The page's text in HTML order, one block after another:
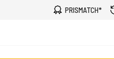
PRISMATCH*